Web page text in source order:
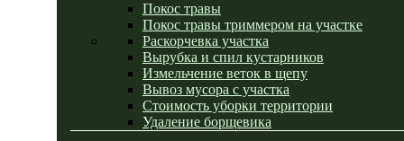
Покос травы
Покос травы триммером на участке
Раскорчевка участка
Вырубка и спил кустарников
Измельчение веток в щепу
Вывоз мусора с участка
Стоимость уборки территории
Удаление борщевика